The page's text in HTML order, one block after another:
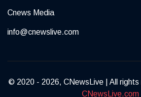
Cnews Media
info@cnewslive.com
© 2020 - 2026, CNewsLive | All
CNewsLive.com